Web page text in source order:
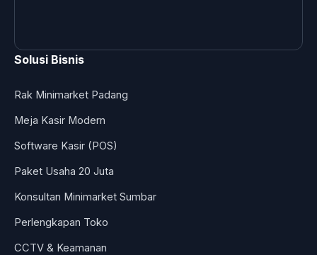
Solusi Bisnis
Rak Minimarket Padang
Meja Kasir Modern
Software Kasir (POS)
Paket Usaha 20 Juta
Konsultan Minimarket Sumbar
Perlengkapan Toko
CCTV & Keamanan